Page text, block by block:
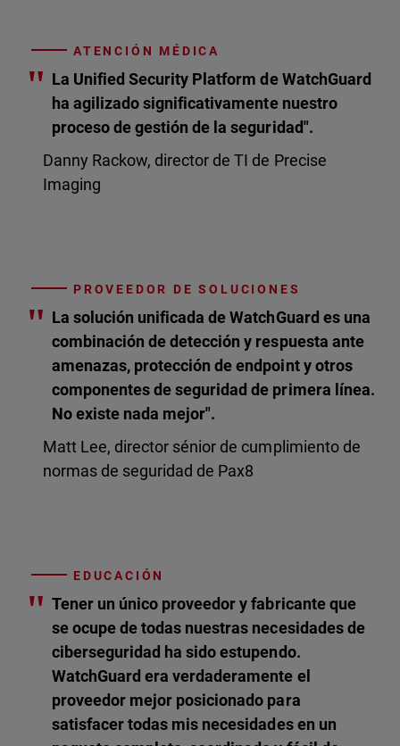
ATENCIÓN MÉDICA
" La Unified Security Platform de WatchGuard
ha agilizado significativamente nuestro
proceso de gestión de la seguridad".
Danny Rackow, director de TI de Precise
Imaging
PROVEEDOR DE SOLUCIONES
" La solución unificada de WatchGuard es una
combinación de detección y respuesta ante
amenazas, protección de endpoint y otros
componentes de seguridad de primera línea.
No existe nada mejor".
Matt Lee, director sénior de cumplimiento de
normas de seguridad de Pax8
EDUCACIÓN
" Tener un único proveedor y fabricante que
se ocupe de todas nuestras necesidades de
ciberseguridad ha sido estupendo.
WatchGuard era verdaderamente el
proveedor mejor posicionado para
satisfacer todas mis necesidades en un